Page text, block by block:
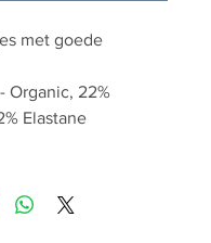
met goede
Organic, 22%
Elastane